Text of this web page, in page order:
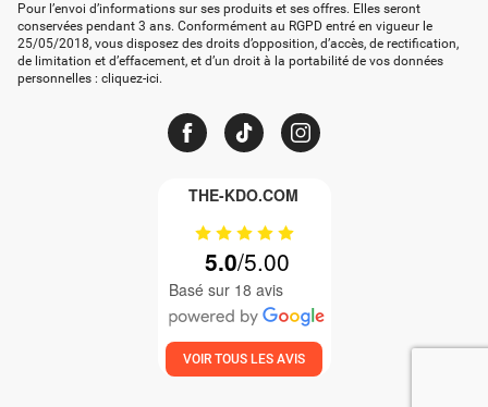
*Pour l’envoi d’informations sur ses produits et ses offres. Elles seront
conservées pendant 3 ans. Conformément au RGPD entré en vigueur le
25/05/2018, vous disposez des droits d’opposition, d’accès, de rectification,
de limitation et d’effacement, et d’un droit à la portabilité de vos données
personnelles : cliquez-ici.
THE-KDO.COM
5.0
Basé sur 18 avis
VOIR TOUS LES AVIS